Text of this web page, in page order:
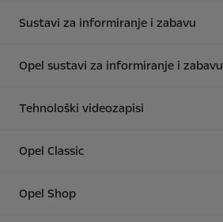
Sustavi za informiranje i zabavu
Opel sustavi za informiranje i zabavu
Tehnološki videozapisi
Opel Classic
Opel Shop